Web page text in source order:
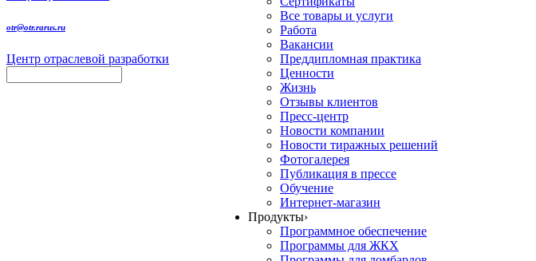
otr@otr.rarus.ru
Центр отраслевой разработки
Все товары и услуги
Работа
Вакансии
Преддипломная практика
Ценности
Жизнь
Отзывы клиентов
Пресс-центр
Новости компании
Новости тиражных решений
Фотогалерея
Публикация в прессе
Обучение
Интернет-магазин
Продукты›
Программное обеспечение
Программы для ЖКХ